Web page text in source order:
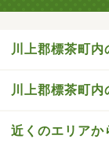
川上郡標茶町
川上郡標茶町
近くのエリアか